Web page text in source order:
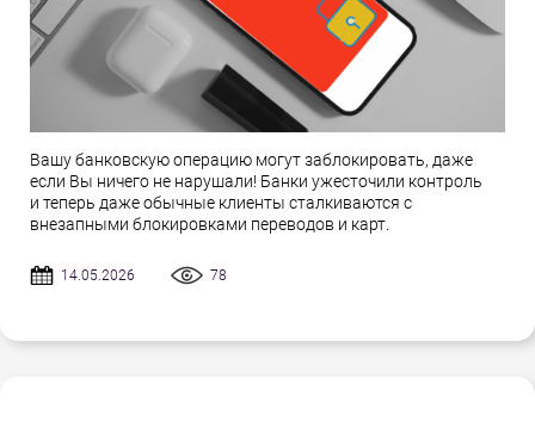
Вашу банковскую операцию могут заблокировать, даже
если Вы ничего не нарушали! Банки ужесточили контроль
и теперь даже обычные клиенты сталкиваются с
внезапными блокировками переводов и карт.
14.05.2026 78